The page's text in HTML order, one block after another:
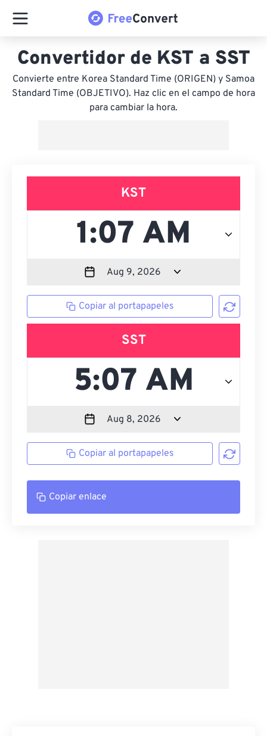
Convertidor de KST a SST
Convierte entre Korea Standard Time (ORIGEN) y Samoa
Standard Time (OBJETIVO). Haz clic en el campo de hora
para cambiar la hora.
KST
Copiar al portapapeles
SST
Copiar al portapapeles
Copiar enlace